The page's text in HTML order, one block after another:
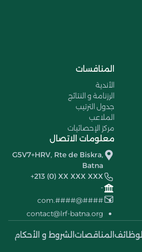
المنافسات
الأندية
الرزنامة و النتائج
جدول الترتيب
الملاعب
مركز الإحصائيات
معلومات الاتصال
G5V7+HRV, Rte de Biskra,
Batna
+213 (0) XX XXX XXX
-
####@####.com
contact@lrf-batna.org
الوظائف المناقصات الشروط و الأحكام